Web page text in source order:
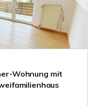
Wohnung mit